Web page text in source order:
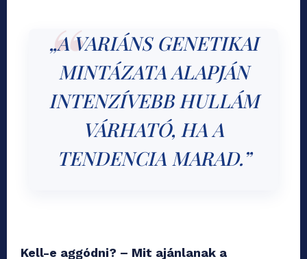
„A VARIÁNS GENETIKAI
MINTÁZATA ALAPJÁN
INTENZÍVEBB HULLÁM
VÁRHATÓ, HA A
TENDENCIA MARAD.”
Kell-e aggódni? – Mit ajánlanak a